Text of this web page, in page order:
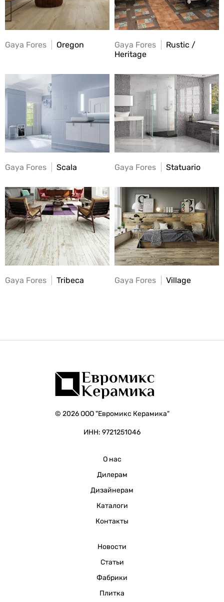
Gaya Fores Oregon Gaya Fores
Rustic /
Heritage
Gaya Fores Scala Gaya Fores Statuario
Gaya Fores Tribeca Gaya Fores Village
© 2026 ООО "Евромикс Керамика"
ИНН: 9721251046
О нас
Дилерам
Дизайнерам
Каталоги
Контакты
Новости
Статьи
Фабрики
Плитка